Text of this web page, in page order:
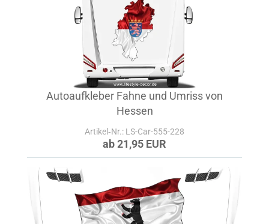
Autoaufkleber Fahne und Umriss von
Hessen
Artikel‑Nr.: LS-Car-555-228
ab 21,95 EUR